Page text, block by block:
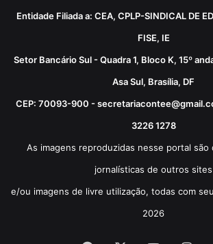
Entidade Filiada a: CEA, CPLP-SINDICAL DE
FISE, IE
Setor Bancário Sul - Quadra 1, Bloco K, 15º
Asa Sul, Brasília, DF
CEP: 70093-900 -
3226 1278
As imagens reproduzidas nesse portal são
jornalísticas de outros sites
e/ou imagens de livre utilização, todas com
2026